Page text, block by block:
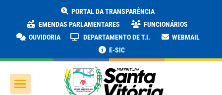
PORTAL DA TRANSPARÊNCIA
EMENDAS PARLAMENTARES
FUNCIONÁRIOS
OUVIDORIA
DEPARTAMENTO DE T.I.
WEBMAIL
E-SIC